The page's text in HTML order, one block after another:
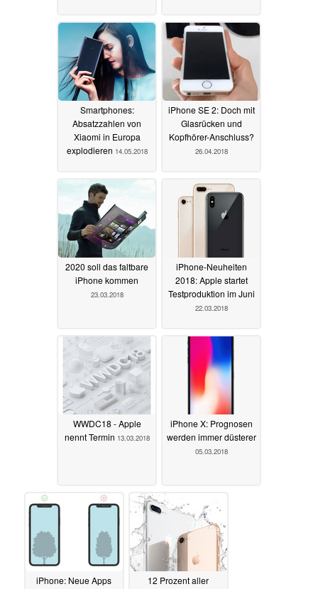
Smartphones:
Absatzzahlen von
Xiaomi in Europa
explodieren 14.05.2018
iPhone SE 2: Doch mit
Glasrücken und
Kopfhörer-Anschluss?
26.04.2018
2020 soll das faltbare
iPhone kommen
23.03.2018
iPhone-Neuheiten
2018: Apple startet
Testproduktion im Juni
22.03.2018
WWDC18 - Apple
nennt Termin 13.03.2018
iPhone X: Prognosen
werden immer düsterer
05.03.2018
iPhone: Neue Apps
12 Prozent aller